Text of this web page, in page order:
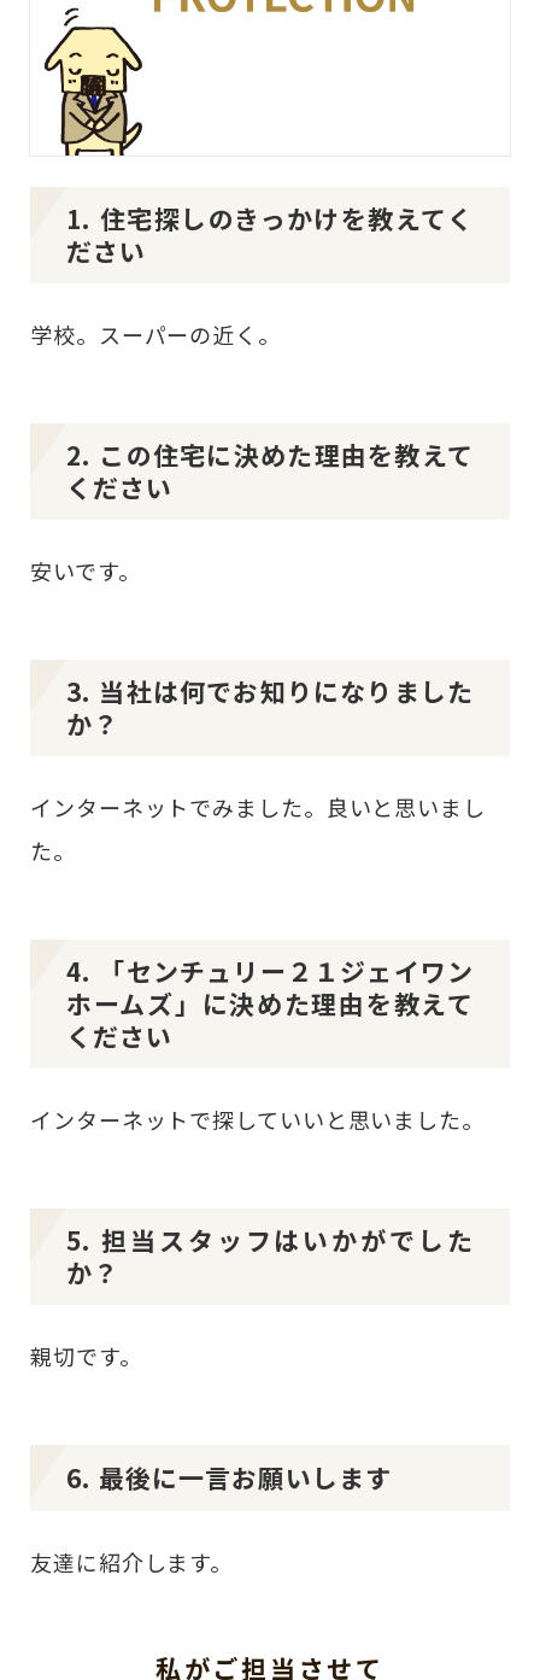
1. 住宅探しのきっかけを教えてく
ださい
学校。スーパーの近く。
2. この住宅に決めた理由を教えて
ください
安いです。
3. 当社は何でお知りになりました
か？
インターネットでみました。良いと思いまし
た。
4. 「センチュリー２１ジェイワン
ホームズ」に決めた理由を教えて
ください
インターネットで探していいと思いました。
5. 担当スタッフはいかがでした
か？
親切です。
6. 最後に一言お願いします
友達に紹介します。
私がご担当させて